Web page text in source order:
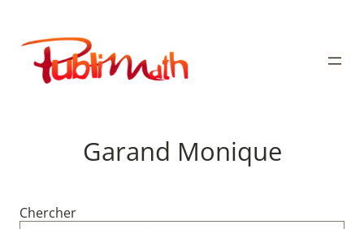
contenu
Publimath
Garand Monique
Chercher